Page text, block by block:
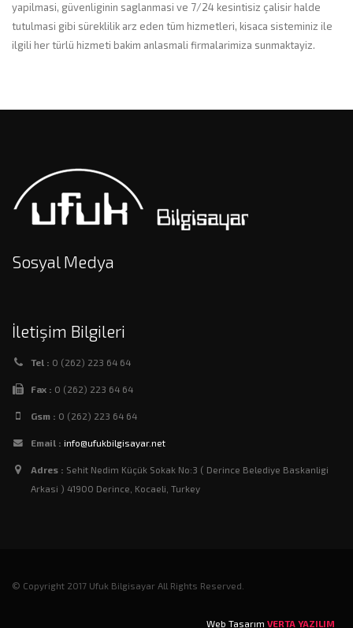
yapilmasi, güvenliginin saglanmasi ve 7/24 kesintisiz çalisir halde
tutulmasi gibi süreklilik arz eden tüm hizmetleri, kisaca sisteminiz ile
ilgili her türlü hizmeti bakim anlasmali firmalarimiza sunmaktayiz.
Sosyal Medya
İletişim Bilgileri
Tel : 0 (262) 223 64 64
Fax : 0 (262) 223 64 64
Gsm : 0 (262) 223 64 64
Email : info@ufukbilgisayar.net
Adres : Sehit Nedim Küçük Sokak No:3 ( Derince Belediye Baskanligi
Arkasi ) 41900 Derince, Kocaeli, Turkey
© Copyright 2017 Ufuk Bilgisayar All Rights Reserved.
Web Tasarım VERTA YAZILIM